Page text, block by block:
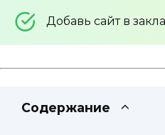
Добавь сайт в
Содержание